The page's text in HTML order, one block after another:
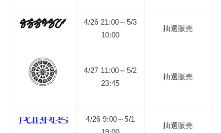
4/26 21:00～5/3
10:00
抽選販売
4/27 11:00～5/2
23:45
抽選販売
4/26 9:00～5/1
抽選販売